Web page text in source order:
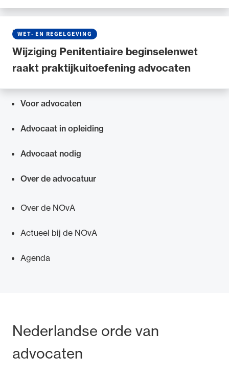
Wijziging Penitentiaire beginselenwet
raakt praktijkuitoefening advocaten
WET- EN REGELGEVING
NIEUWS• 09 JULI 2025
Voor advocaten
Advocaat in opleiding
Advocaat nodig
Over de advocatuur
Over de NOvA
Actueel bij de NOvA
Agenda
Bezoek- en postadres
Nederlandse orde van
advocaten